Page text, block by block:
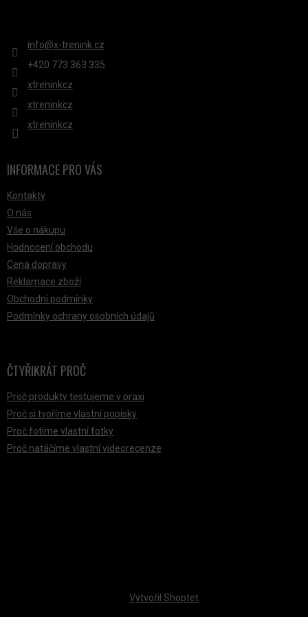
info@x-trenink.cz
+420 ‭773 363 335
xtreninkcz
xtreninkcz
xtreninkcz
INFORMACE PRO VÁS
Kontakty
O nás
Vše o nákupu
Hodnocení obchodu
Cena dopravy
Reklamace zboží
Obchodní podmínky
Podmínky ochrany osobních údajů
ČTYŘIKRÁT PROČ
Proč produkty testujeme v praxi
Proč si tvoříme vlastní popisky
Proč fotíme vlastní fotky
Proč natáčíme vlastní videorecenze
Vytvořil Shoptet